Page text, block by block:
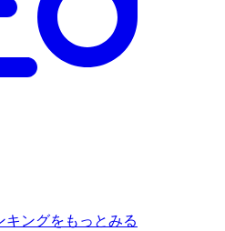
キングをもっとみる